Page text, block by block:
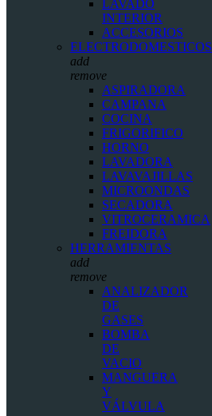
LAVADO
INTERIOR
ACCESORIOS
ELECTRODOMESTICOS
add
remove
ASPIRADORA
CAMPANA
COCINA
FRIGORIFICO
HORNO
LAVADORA
LAVAVAJILLAS
MICROONDAS
SECADORA
VITROCERAMICA
FREIDORA
HERRAMIENTAS
add
remove
ANALIZADOR
DE
GASES
BOMBA
DE
VACIO
MANGUERA
Y
VÁLVULA